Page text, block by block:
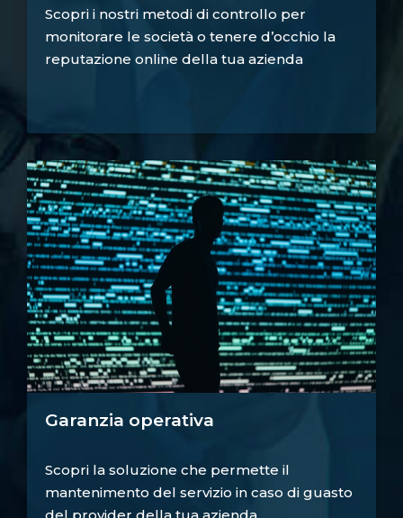
Scopri i nostri metodi di controllo per
monitorare le società o tenere d’occhio la
reputazione online della tua azienda
Garanzia operativa
Scopri la soluzione che permette il
mantenimento del servizio in caso di guasto